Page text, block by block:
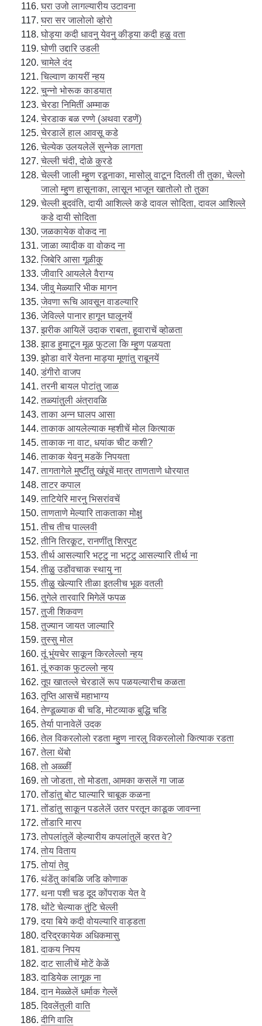
घरा उजो लागल्यारीय उटावना
घरा सर जालोलो व्होरो
घोड्या कदी धावनु येवनु कीड्या कदी हळु वता
घोणी उद्दारि उडली
चामेले दंद
चिल्वाण कायरीं न्हय
चुन्नो भोरूक काडयात
चेरडा निमितीं अम्माक
चेरडाक बळ रण्णे (अथवा रडणें)
चेरडालें हाल आवसू कडे
चेल्येक उलयलेलें सुन्नेक लागता
चेल्ली चंदी, दोळे कुरडे
चेल्ली जाली म्हुण रडूनाका, मासोलु वाटून दितली ती तुका, चेल्लो
जालो म्हुण हासूनाका, लासून भाजून खातोलो तो तुका
चेल्ली बुदवंति, दायी आशिल्ले कडे दावल सोदिता, दावल आशिल्ले
कडे दायी सोदिता
जळकायेक वोकद ना
जाळा व्यादीक वा वोकद ना
जिबेरि आसा गूळीकु
जीवारि आयलेले वैराग्य
जीवु मेळ्यारि भीक मागन
जेवणा रूचि आवसून वाडल्यारि
जेविल्ले पानार हागून घालूनयें
झरीक आयिलें उदाक राबता, हूवाराचें व्होळता
झाड हुमाटून मूळ फुटला कि म्हुण पळयता
झोडा वारें येतना माड्या मूणांतु राबूनयें
डंगीरो वाजप
तरनी बायल पोटांतु जाळ
तळ्यांतुली अंत्रावळि
ताका अन्न घालप आसा
ताकाक आयलेल्याक म्हशीचें मोल कित्याक
ताकाक ना वाट, धयांक चीट कशी?
ताकाक येवनु मडकें निपयता
तागतागेले मुष्टींतु खंपूचें मात्र ताणताणे धोरयात
ताटर कपाल
ताटियेरि मारनु भिसरांवचें
ताणताणे मेल्यारि ताकताका मोक्षु
तीच तीच पाल्लवी
तीनि तिरकूट, रानणींतु शिरपुट
तीर्थ आसल्यारि भट्टु ना भट्टु आसल्यारि तीर्थ ना
तीळु उडोंवचाक स्थायु ना
तीळु खेल्यारि तीळा इतलीच भूक वतली
तुगेले तारवारि मिगेलें फपळ
तुजी शिकवण
तुज्यान जायत जाल्यारि
तुस्सु मोल
तूं भुंयचेर साकून किरलेल्लो न्हय
तूं रुकाक फुटल्लो न्हय
तूप खातल्ले चेरडालें रूप पळयल्यारीच कळता
तृप्ति आसचें महाभाग्य
तेण्डूळ्याक बी चडि, मोटव्याक बुद्धि चडि
तेर्या पानावेलें उदक
तेल विकरलोलो रडता म्हुण नारलु विकरलोलो कित्याक रडता
तेला थेंबो
तो अळ्ळीं
तो जोडता, तो मोडता, आमका कसलें गा जाळ
तोंडांतु बोट घाल्यारि चाबूक कळना
तोंडांतु साकून पडलेलें उतर परतून काडूक जावन्ना
तोंडारि मारप
तोपलांतुलें व्हेल्यारीय कपलांतुलें व्हरत वे?
तोय विताय
तोयां तेवु
थंडेंतु कांबळि जडि कोणाक
थना पशी चड दूद कोंपराक येत वे
थोंटे चेल्याक तुंटि चेल्ली
दया बिये कदी वोयल्यारि वाड्डता
दरिद्रकायेक अधिकमासु
दाकय निपय
दाट सालीचें मोटें केळें
दाडियेक लागूक ना
दान मेळ्ळेलें धर्माक गेल्लें
दिवलेंतुली वाति
दीगि वालि